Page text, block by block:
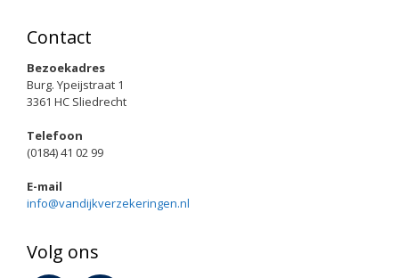
Contact
Bezoekadres
Burg. Ypeijstraat 1
3361 HC Sliedrecht
Telefoon
(0184) 41 02 99
E-mail
info@vandijkverzekeringen.nl
Volg ons